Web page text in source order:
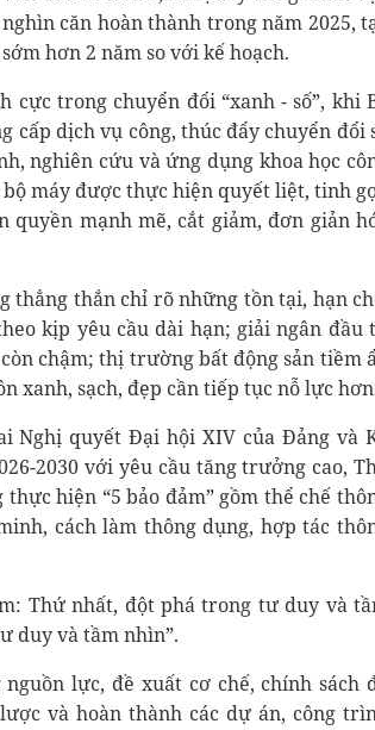
căn hoàn thành trong năm 2025,
hơn 2 năm so với kế hoạch.
trong chuyển đổi “xanh - số”, khi
cấp dịch vụ công, thúc đẩy chuyển đổi
nghiên cứu và ứng dụng khoa học
máy được thực hiện quyết liệt, tinh
quyền mạnh mẽ, cắt giảm, đơn giản
thẳng thắn chỉ rõ những tồn tại, hạn
kịp yêu cầu dài hạn; giải ngân đầu
chậm; thị trường bất động sản tiềm
xanh, sạch, đẹp cần tiếp tục nỗ lực
Nghị quyết Đại hội XIV của Đảng và
2030 với yêu cầu tăng trưởng cao,
hiện “5 bảo đảm” gồm thể chế
cách làm thông dụng, hợp tác
Thứ nhất, đột phá trong tư duy và
duy và tầm nhìn”.
lực, đề xuất cơ chế, chính sách
và hoàn thành các dự án, công